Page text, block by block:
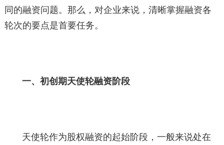
同的融资问题。那么，对企业来说，清晰掌握融资各
轮次的要点是首要任务。
一、初创期天使轮融资阶段
天使轮作为股权融资的起始阶段，一般来说处在